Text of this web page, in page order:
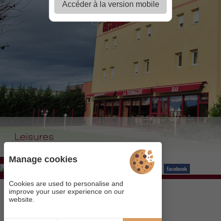
Leisures
Visit our page
Accéder à la version mobile
Manage cookies
Cookies are used to personalise and
improve your user experience on our
website.